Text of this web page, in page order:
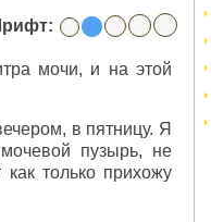
мочи, и на этой
в пятницу. Я
пузырь, не
только прихожу